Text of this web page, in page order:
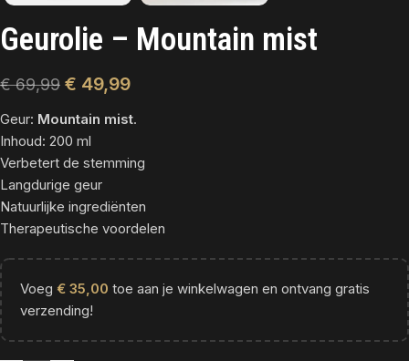
Geurolie – Mountain mist
€69,99 € 49,99
Geur: Mountain mist.
Inhoud: 200 ml
Verbetert de stemming
Langdurige geur
Natuurlijke ingrediënten
Therapeutische voordelen
Voeg € 35,00 toe aan je winkelwagen en ontvang gratis
verzending!